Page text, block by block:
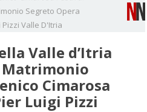
Segreto Opera
Pizzi Valle D'Itria
Valle d’Itria
Cimarosa
Luigi Pizzi